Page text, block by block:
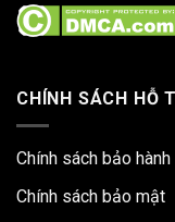
CHÍNH SÁCH HỖ
Chính sách bảo hành
Chính sách bảo mật